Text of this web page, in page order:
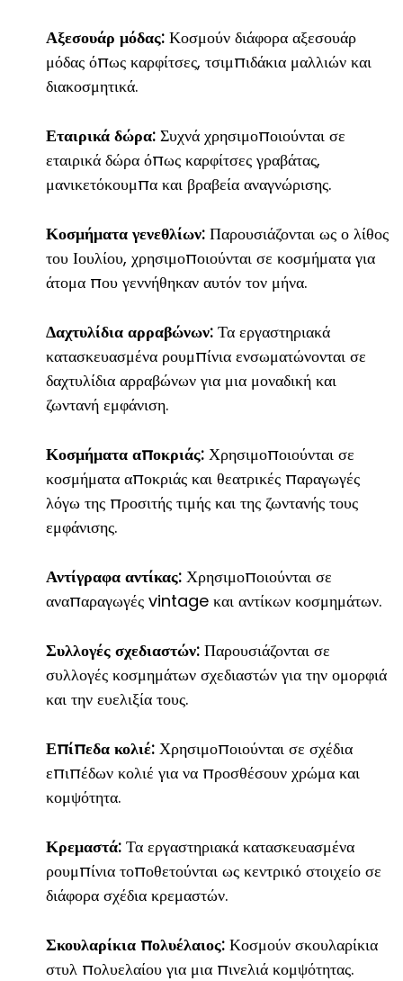
Αξεσουάρ μόδας:Κοσμούν διάφορα αξεσουάρ
μόδας όπως καρφίτσες, τσιμπιδάκια μαλλιών και
διακοσμητικά.
Εταιρικά δώρα:Συχνά χρησιμοποιούνται σε
εταιρικά δώρα όπως καρφίτσες γραβάτας,
μανικετόκουμπα και βραβεία αναγνώρισης.
Κοσμήματα γενεθλίων:Παρουσιάζονται ως ο λίθος
του Ιουλίου, χρησιμοποιούνται σε κοσμήματα για
άτομα που γεννήθηκαν αυτόν τον μήνα.
Δαχτυλίδια αρραβώνων:Τα εργαστηριακά
κατασκευασμένα ρουμπίνια ενσωματώνονται σε
δαχτυλίδια αρραβώνων για μια μοναδική και
ζωντανή εμφάνιση.
Κοσμήματα αποκριάς:Χρησιμοποιούνται σε
κοσμήματα αποκριάς και θεατρικές παραγωγές
λόγω της προσιτής τιμής και της ζωντανής τους
εμφάνισης.
Αντίγραφα αντίκας:Χρησιμοποιούνται σε
αναπαραγωγές vintage και αντίκων κοσμημάτων.
Συλλογές σχεδιαστών:Παρουσιάζονται σε
συλλογές κοσμημάτων σχεδιαστών για την ομορφιά
και την ευελιξία τους.
Επίπεδα κολιέ:Χρησιμοποιούνται σε σχέδια
επιπέδων κολιέ για να προσθέσουν χρώμα και
κομψότητα.
Κρεμαστά:Τα εργαστηριακά κατασκευασμένα
ρουμπίνια τοποθετούνται ως κεντρικό στοιχείο σε
διάφορα σχέδια κρεμαστών.
Σκουλαρίκια πολυέλαιος:Κοσμούν σκουλαρίκια
στυλ πολυελαίου για μια πινελιά κομψότητας.